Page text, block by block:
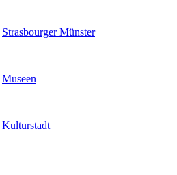
Strasbourger Münster
Museen
Kulturstadt